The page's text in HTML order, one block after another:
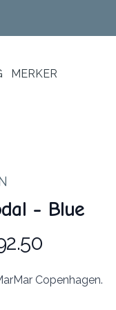
MERKER
- Blue
Copenhagen.